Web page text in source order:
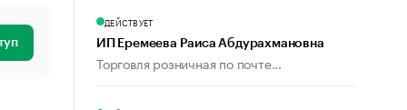
ДЕЙСТВУЕТ
ИП Еремеева Раиса Абдурахмановна
Торговля розничная по почте...